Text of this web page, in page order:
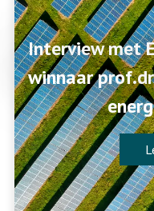
Interview met
winnaar